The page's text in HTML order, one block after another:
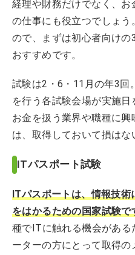
経理や財務だけでなく、
の仕事にも役立つでしょ
ので、まずは初心者向け
おすすめです。
試験は2・6・11月の年3回
を行う各試験会場が実施日
お金を扱う業界や職種に
は、取得しておいて損はな
ITパスポート試験
ITパスポートは、情報技
をはかるための国家試験で
種でITに触れる機会がある
ーターの方にとって取得